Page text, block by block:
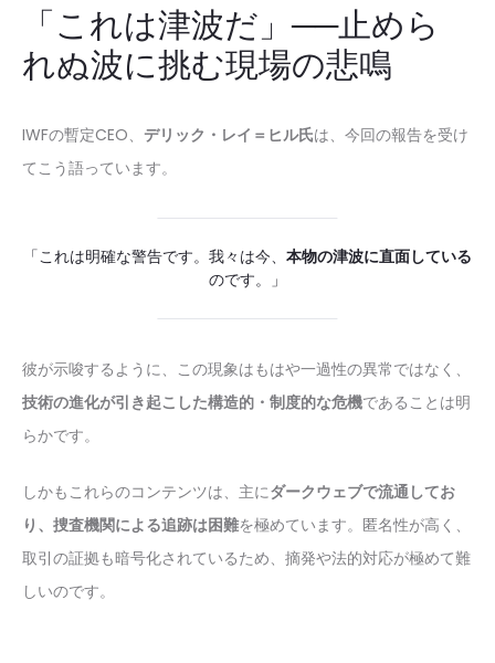
「これは津波だ」──止めら
れぬ波に挑む現場の悲鳴
IWFの暫定CEO、 デリック・レイ＝ヒル氏は、今回の報告を受け
てこう語っています。
「これは明確な警告です。我々は今、 本物の津波に直面している
のです。」
彼が示唆するように、この現象はもはや一過性の異常ではなく、
技術の進化が引き起こした構造的・制度的な危機であることは明
らかです。
しかもこれらのコンテンツは、主にダークウェブで流通してお
り、捜査機関による追跡は困難を極めています。匿名性が高く、
取引の証拠も暗号化されているため、摘発や法的対応が極めて難
しいのです。